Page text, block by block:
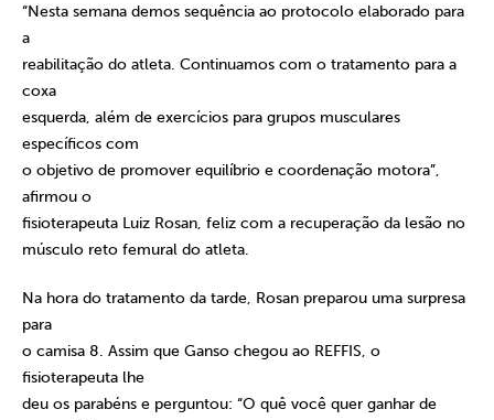
“Nesta semana demos sequência ao protocolo elaborado para
a
reabilitação do atleta. Continuamos com o tratamento para a
coxa
esquerda, além de exercícios para grupos musculares
específicos com
o objetivo de promover equilíbrio e coordenação motora”,
afirmou o
fisioterapeuta Luiz Rosan, feliz com a recuperação da lesão no
músculo reto femural do atleta.
Na hora do tratamento da tarde, Rosan preparou uma surpresa
para
o camisa 8. Assim que Ganso chegou ao REFFIS, o
fisioterapeuta lhe
deu os parabéns e perguntou: “O quê você quer ganhar de